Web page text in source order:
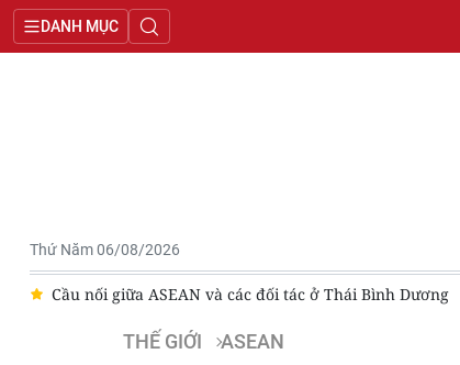
DANH MỤC
Thứ Năm 06/08/2026
Cầu nối giữa ASEAN và các đối tác ở Thái Bình Dương
THẾ GIỚI ASEAN